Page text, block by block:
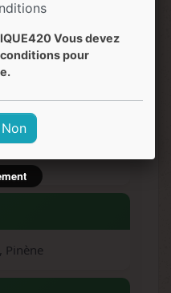
relaxant,
Pinène
Vous devez
pour
Non